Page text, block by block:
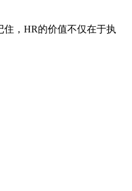
，HR的价值不仅在于执